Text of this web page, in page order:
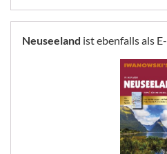
Neuseeland ist ebenfalls als